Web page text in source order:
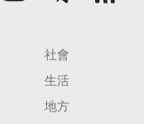
社會
生活
地方